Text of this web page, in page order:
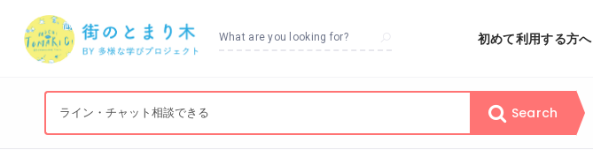
What are you looking for? 初めて利用する方へ
Search